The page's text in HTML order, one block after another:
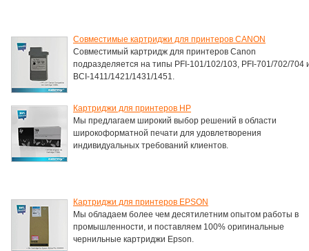
Совместимые картриджи для принтеров CANON
Совместимый картридж для принтеров Canon
подразделяется на типы PFI-101/102/103, PFI-701/702/704
BCI-1411/1421/1431/1451.
Картриджи для принтеров HP
Мы предлагаем широкий выбор решений в области
широкоформатной печати для удовлетворения
индивидуальных требований клиентов.
Картриджи для принтеров EPSON
Мы обладаем более чем десятилетним опытом работы в
промышленности, и поставляем 100% оригинальные
чернильные картриджи Epson.